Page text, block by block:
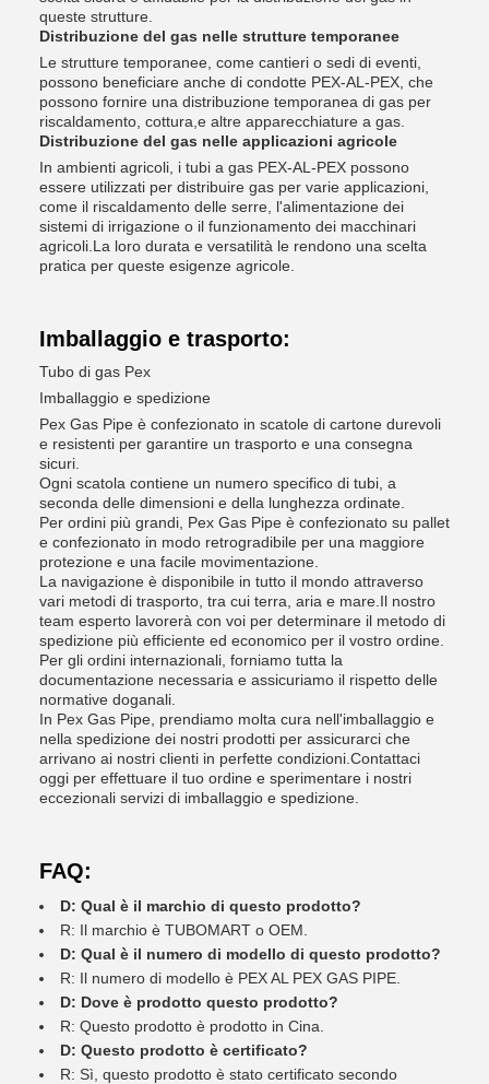
queste strutture.
Distribuzione del gas nelle strutture temporanee
Le strutture temporanee, come cantieri o sedi di eventi,
possono beneficiare anche di condotte PEX-AL-PEX, che
possono fornire una distribuzione temporanea di gas per
riscaldamento, cottura,e altre apparecchiature a gas.
Distribuzione del gas nelle applicazioni agricole
In ambienti agricoli, i tubi a gas PEX-AL-PEX possono
essere utilizzati per distribuire gas per varie applicazioni,
come il riscaldamento delle serre, l'alimentazione dei
sistemi di irrigazione o il funzionamento dei macchinari
agricoli.La loro durata e versatilità le rendono una scelta
pratica per queste esigenze agricole.
Imballaggio e trasporto:
Tubo di gas Pex
Imballaggio e spedizione
Pex Gas Pipe è confezionato in scatole di cartone durevoli
e resistenti per garantire un trasporto e una consegna
sicuri.
Ogni scatola contiene un numero specifico di tubi, a
seconda delle dimensioni e della lunghezza ordinate.
Per ordini più grandi, Pex Gas Pipe è confezionato su pallet
e confezionato in modo retrogradibile per una maggiore
protezione e una facile movimentazione.
La navigazione è disponibile in tutto il mondo attraverso
vari metodi di trasporto, tra cui terra, aria e mare.Il nostro
team esperto lavorerà con voi per determinare il metodo di
spedizione più efficiente ed economico per il vostro ordine.
Per gli ordini internazionali, forniamo tutta la
documentazione necessaria e assicuriamo il rispetto delle
normative doganali.
In Pex Gas Pipe, prendiamo molta cura nell'imballaggio e
nella spedizione dei nostri prodotti per assicurarci che
arrivano ai nostri clienti in perfette condizioni.Contattaci
oggi per effettuare il tuo ordine e sperimentare i nostri
eccezionali servizi di imballaggio e spedizione.
FAQ:
D: Qual è il marchio di questo prodotto?
R: Il marchio è TUBOMART o OEM.
D: Qual è il numero di modello di questo prodotto?
R: Il numero di modello è PEX AL PEX GAS PIPE.
D: Dove è prodotto questo prodotto?
R: Questo prodotto è prodotto in Cina.
D: Questo prodotto è certificato?
R: Sì, questo prodotto è stato certificato secondo